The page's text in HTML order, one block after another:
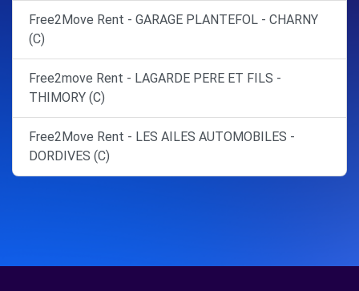
Free2Move Rent - GARAGE PLANTEFOL - CHARNY
(C)
Free2move Rent - LAGARDE PERE ET FILS -
THIMORY (C)
Free2Move Rent - LES AILES AUTOMOBILES -
DORDIVES (C)